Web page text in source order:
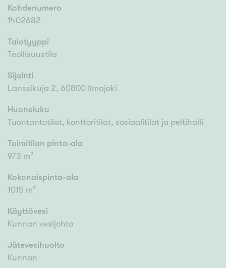
Kohdenumero
1402682
Talotyyppi
Teollisuustila
Sijainti
Lanssikuja 2, 60800 Ilmajoki
Huoneluku
Tuontantotilat, konttoritilat, sosiaalitilat ja peltihalli
Toimitilan pinta-ala
973 m²
Kokonaispinta-ala
1015 m²
Käyttövesi
Kunnan vesijohto
Jätevesihuolto
Kunnan